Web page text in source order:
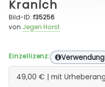
Kranich
Bild-ID:f35256
von Jegen Horst
Einzellizenz: Verwendung